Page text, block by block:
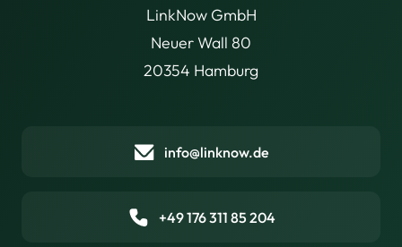
LinkNow GmbH
Neuer Wall 80
20354 Hamburg
info@linknow.de
+49 176 311 85 204